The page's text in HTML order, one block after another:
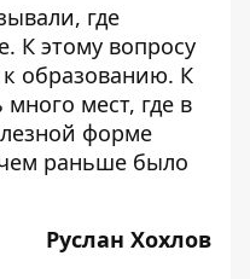
где
. К этому вопросу
к образованию. К
мест, где в
форме
раньше было
Руслан Хохлов